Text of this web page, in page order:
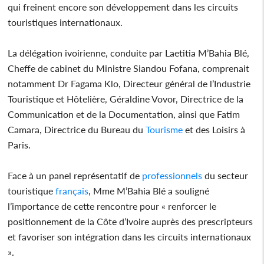
qui freinent encore son développement dans les circuits
touristiques internationaux.
La délégation ivoirienne, conduite par Laetitia M’Bahia Blé,
Cheffe de cabinet du Ministre Siandou Fofana, comprenait
notamment Dr Fagama Klo, Directeur général de l’Industrie
Touristique et Hôtelière, Géraldine Vovor, Directrice de la
Communication et de la Documentation, ainsi que Fatim
Camara, Directrice du Bureau duTourisme et des Loisirs à
Paris.
Face à un panel représentatif de professionnels du secteur
touristique français , Mme M’Bahia Blé a souligné
l’importance de cette rencontre pour « renforcer le
positionnement de la Côte d’Ivoire auprès des prescripteurs
et favoriser son intégration dans les circuits internationaux
».